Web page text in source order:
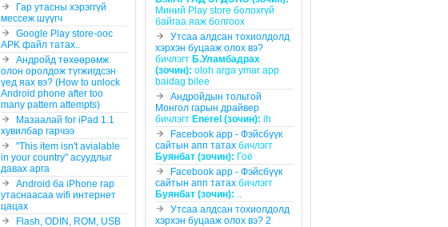
Гар утасны хэрэггүй
мессеж шүүгч
Google Play store-оос
APK файл татах..
Андройд төхөөрөмж
олон оролдож түгжигдсэн
үед яах вэ? (How to unlock
Android phone after too
many pattern attempts)
Мазаалай for iPad 1.1
хувилбар гарчээ
"This item isn't avialable
in your country" асуудлыг
давах арга
Android ба iPhone гар
утаснаасаа wifi интернет
цацах
Flash, ODIN, ROM, USB
Миний Play store болохгүй
байгаа яаж болгоох
Утсаа алдсан тохиолдолд
хэрхэн буцааж олох вэ?
бичлэгт Б.Уламбадрах
(зочин): oloh arga ymar app
baidag bilee
Андройдын тольтой
Монгол гарын драйвер
бичлэгт Enerel (зочин): ih
Facebook app - Фэйсбүүк
сайтын апп татах бичлэгт
Буянбат (зочин): Гоё
Facebook app - Фэйсбүүк
сайтын апп татах бичлэгт
Буянбат (зочин): ..
Утсаа алдсан тохиолдолд
хэрхэн буцааж олох вэ? 2